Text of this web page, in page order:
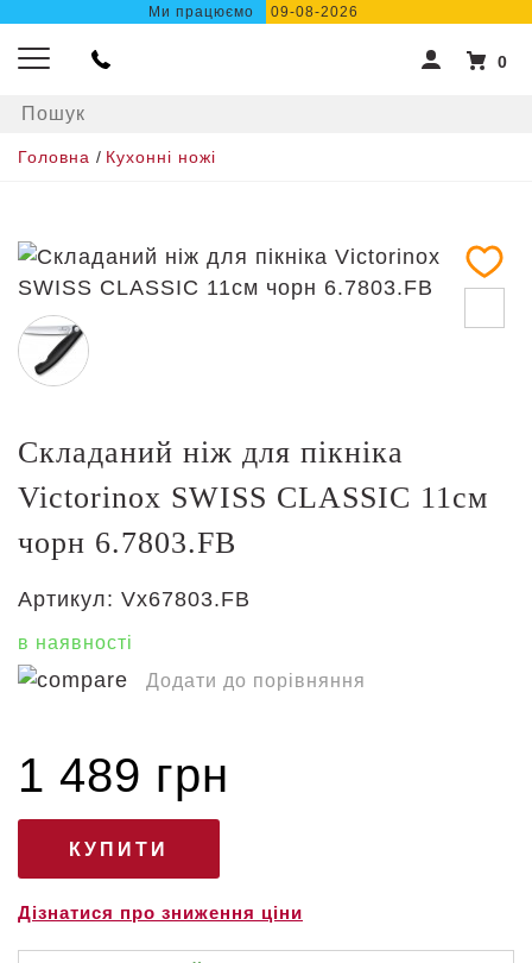
Ми працюємо 09-08-2026
0
Головна / Кухонні ножі
Складаний ніж для пікніка
Victorinox SWISS CLASSIC 11см
чорн 6.7803.FB
Артикул: Vx67803.FB
в наявності
Додати до порівняння
1 489 грн
Дізнатися про зниження ціни